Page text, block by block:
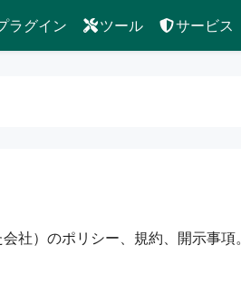
ラグイン ツール サービス
社）のポリシー、規約、開示事項。